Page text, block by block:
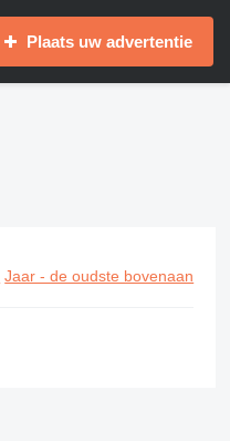
Plaats uw advertentie
Jaar - de oudste bovenaan